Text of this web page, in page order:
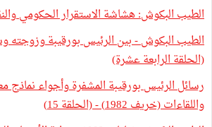
الطيب البكوش: هشاشة الاستقرار الحكومي
الطيب البكوش - بين الرئيس بورقيبة وزوجته
(الحلقة الرابعة عشرة)
رسائل الرئيس بورقيبة المشفرة وأجواء نماذج
واللقاءات (خريف 1982) - (الحلقة 15)